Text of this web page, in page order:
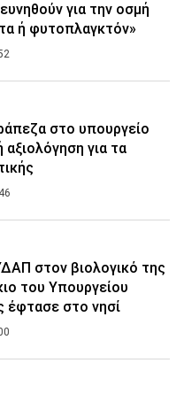
για την οσμή
ή φυτοπλαγκτόν»
στο υπουργείο
αξιολόγηση για τα
στον βιολογικό της
του Υπoυργείου
έφτασε στο νησί